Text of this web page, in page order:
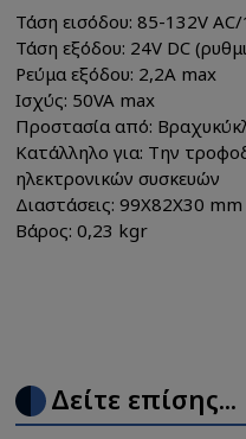
Τάση εισόδου: 85-132V
Τάση εξόδου: 24V DC
Ρεύμα εξόδου: 2,2A max
Ισχύς: 50VA max
Προστασία από:
Κατάλληλο για: Την
ηλεκτρονικών συσκευών
Διαστάσεις: 99Χ82Χ30 mm
Βάρος: 0,23 kgr
Δείτε επίσης...